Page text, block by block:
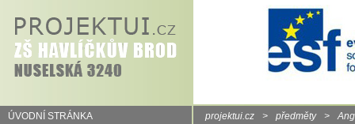
ÚVODNÍ STRÁNKA projektui.cz > předměty >